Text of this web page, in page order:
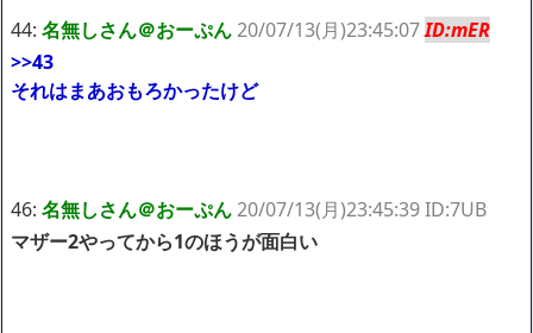
44: 名無しさん＠おーぷん20/07/13(月)23:45:07ID:mER
>>43
それはまあおもろかったけど
46: 名無しさん＠おーぷん20/07/13(月)23:45:39 ID:7UB
マザー2やってから1のほうが面白い